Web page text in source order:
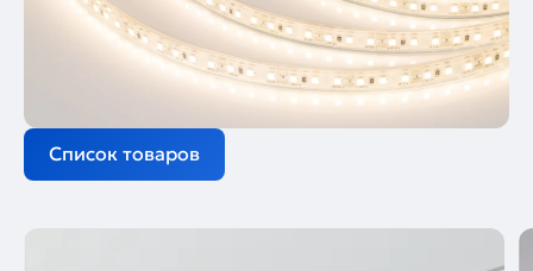
Список товаров